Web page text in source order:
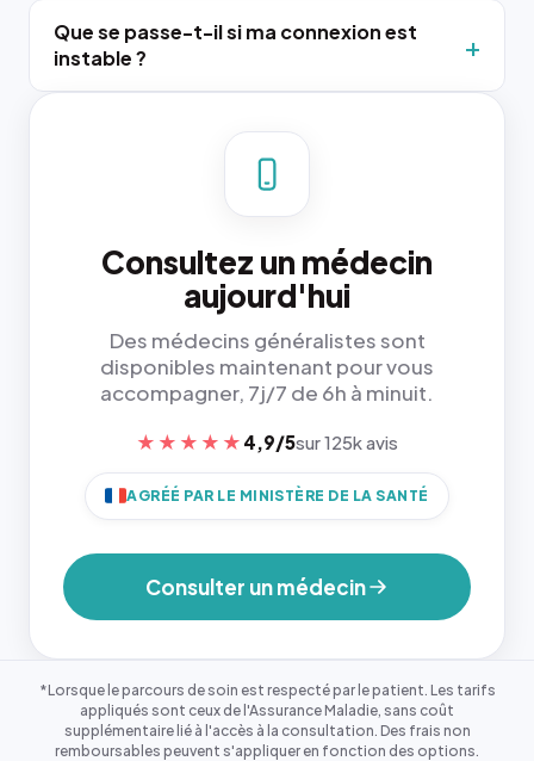
Que se passe-t-il si ma connexion est
instable ?
Consultez un médecin
aujourd'hui
Des médecins généralistes sont
disponibles maintenant pour vous
accompagner, 7j/7 de 6h à minuit.
★★★★★ 4,9/5sur 125k avis
AGRÉÉ PAR LE MINISTÈRE DE LA SANTÉ
Consulter un médecin
*Lorsque le parcours de soin est respecté par le patient. Les tarifs
appliqués sont ceux de l'Assurance Maladie, sans coût
supplémentaire lié à l'accès à la consultation. Des frais non
remboursables peuvent s'appliquer en fonction des options.